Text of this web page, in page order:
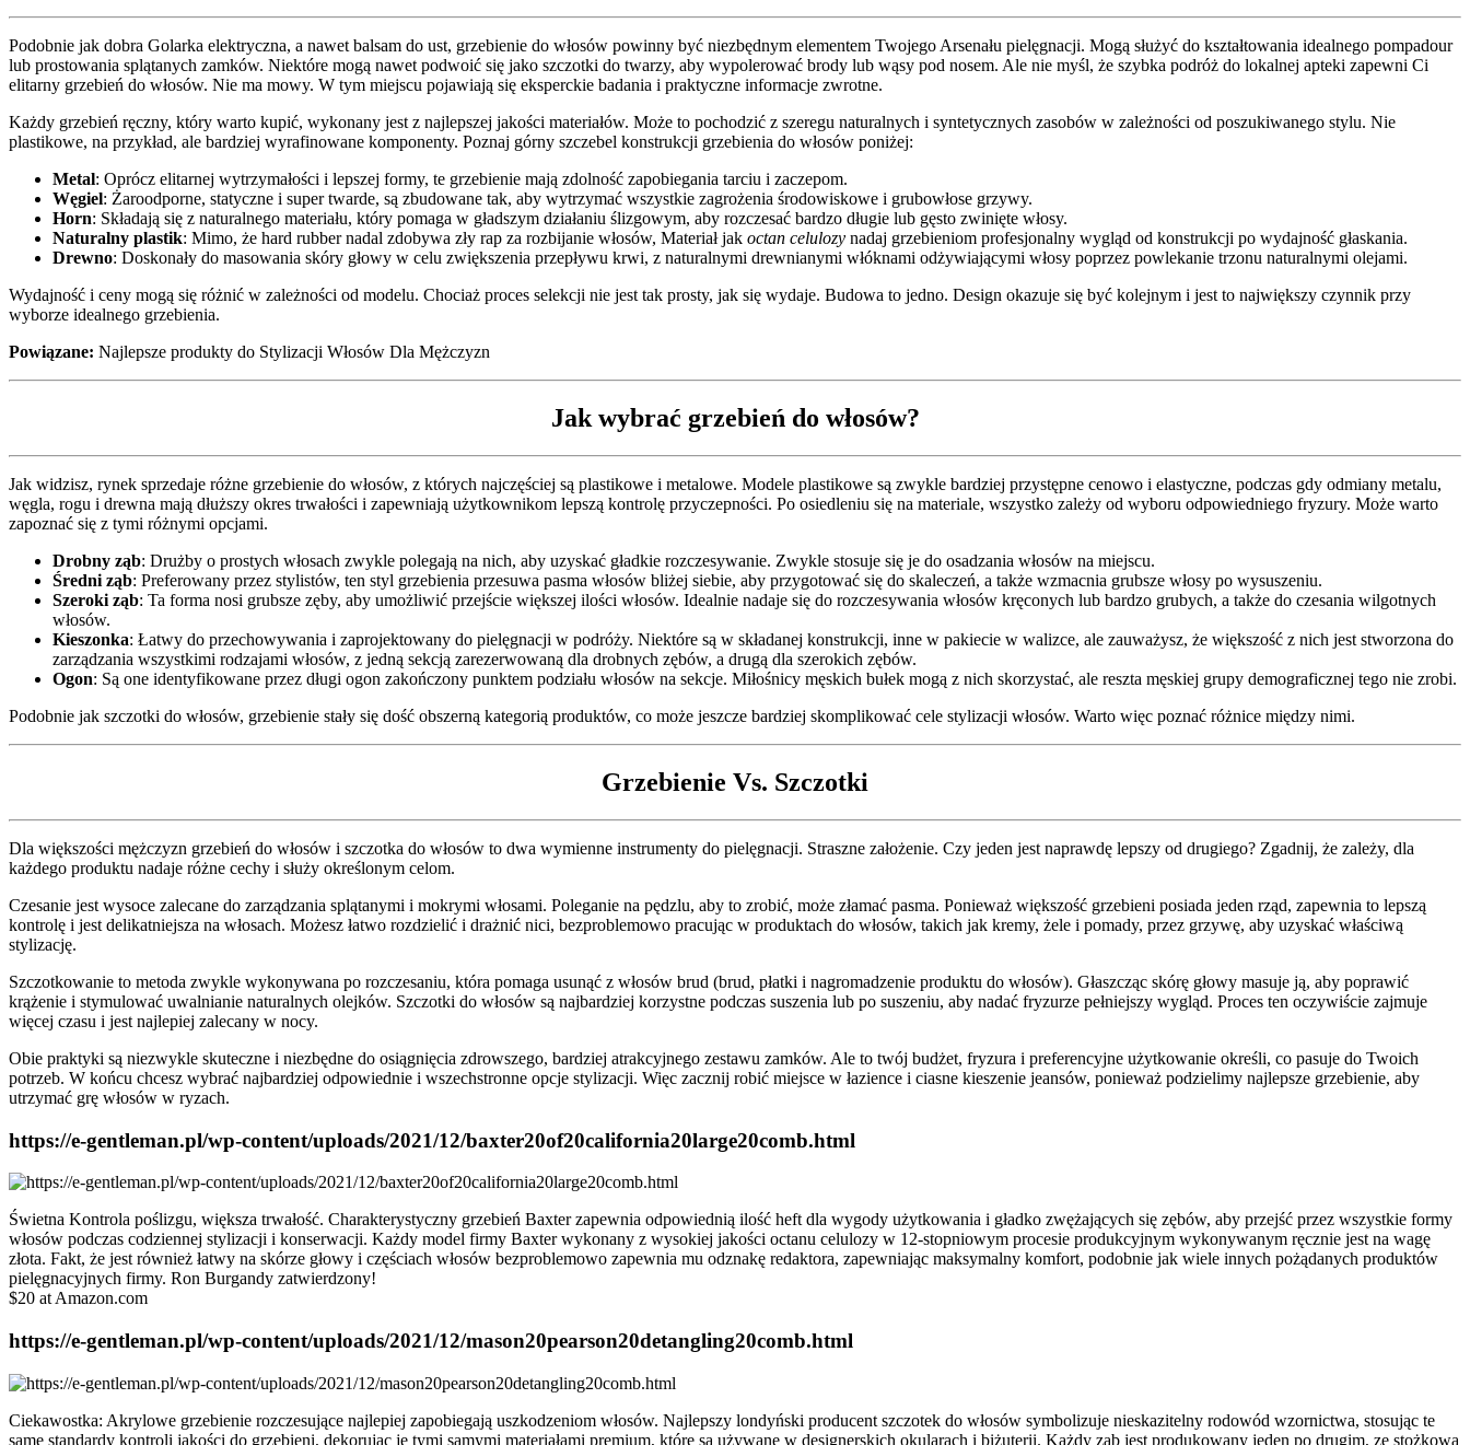
Podobnie jak dobra Golarka elektryczna, a nawet balsam do ust, grzebienie do włosów powinny być niezbędnym elementem Twojego Arsenału pielęgnacji. Mogą służyć do kształtowania idealnego pompadour
lub prostowania splątanych zamków. Niektóre mogą nawet podwoić się jako szczotki do twarzy, aby wypolerować brody lub wąsy pod nosem. Ale nie myśl, że szybka podróż do lokalnej apteki zapewni Ci
elitarny grzebień do włosów. Nie ma mowy. W tym miejscu pojawiają się eksperckie badania i praktyczne informacje zwrotne.
Każdy grzebień ręczny, który warto kupić, wykonany jest z najlepszej jakości materiałów. Może to pochodzić z szeregu naturalnych i syntetycznych zasobów w zależności od poszukiwanego stylu. Nie
plastikowe, na przykład, ale bardziej wyrafinowane komponenty. Poznaj górny szczebel konstrukcji grzebienia do włosów poniżej:
Metal: Oprócz elitarnej wytrzymałości i lepszej formy, te grzebienie mają zdolność zapobiegania tarciu i zaczepom.
Węgiel: Żaroodporne, statyczne i super twarde, są zbudowane tak, aby wytrzymać wszystkie zagrożenia środowiskowe i grubowłose grzywy.
Horn: Składają się z naturalnego materiału, który pomaga w gładszym działaniu ślizgowym, aby rozczesać bardzo długie lub gęsto zwinięte włosy.
Naturalny plastik: Mimo, że hard rubber nadal zdobywa zły rap za rozbijanie włosów, Materiał jak octan celulozy nadaj grzebieniom profesjonalny wygląd od konstrukcji po wydajność głaskania.
Drewno: Doskonały do masowania skóry głowy w celu zwiększenia przepływu krwi, z naturalnymi drewnianymi włóknami odżywiającymi włosy poprzez powlekanie trzonu naturalnymi olejami.
Wydajność i ceny mogą się różnić w zależności od modelu. Chociaż proces selekcji nie jest tak prosty, jak się wydaje. Budowa to jedno. Design okazuje się być kolejnym i jest to największy czynnik przy
wyborze idealnego grzebienia.
Powiązane: Najlepsze produkty do Stylizacji Włosów Dla Mężczyzn
Jak wybrać grzebień do włosów?
Jak widzisz, rynek sprzedaje różne grzebienie do włosów, z których najczęściej są plastikowe i metalowe. Modele plastikowe są zwykle bardziej przystępne cenowo i elastyczne, podczas gdy odmiany metalu,
węgla, rogu i drewna mają dłuższy okres trwałości i zapewniają użytkownikom lepszą kontrolę przyczepności. Po osiedleniu się na materiale, wszystko zależy od wyboru odpowiedniego fryzury. Może warto
zapoznać się z tymi różnymi opcjami.
Drobny ząb: Drużby o prostych włosach zwykle polegają na nich, aby uzyskać gładkie rozczesywanie. Zwykle stosuje się je do osadzania włosów na miejscu.
Średni ząb: Preferowany przez stylistów, ten styl grzebienia przesuwa pasma włosów bliżej siebie, aby przygotować się do skaleczeń, a także wzmacnia grubsze włosy po wysuszeniu.
Szeroki ząb: Ta forma nosi grubsze zęby, aby umożliwić przejście większej ilości włosów. Idealnie nadaje się do rozczesywania włosów kręconych lub bardzo grubych, a także do czesania wilgotnych
włosów.
Kieszonka: Łatwy do przechowywania i zaprojektowany do pielęgnacji w podróży. Niektóre są w składanej konstrukcji, inne w pakiecie w walizce, ale zauważysz, że większość z nich jest stworzona do
zarządzania wszystkimi rodzajami włosów, z jedną sekcją zarezerwowaną dla drobnych zębów, a drugą dla szerokich zębów.
Ogon: Są one identyfikowane przez długi ogon zakończony punktem podziału włosów na sekcje. Miłośnicy męskich bułek mogą z nich skorzystać, ale reszta męskiej grupy demograficznej tego nie zrobi.
Podobnie jak szczotki do włosów, grzebienie stały się dość obszerną kategorią produktów, co może jeszcze bardziej skomplikować cele stylizacji włosów. Warto więc poznać różnice między nimi.
Grzebienie Vs. Szczotki
Dla większości mężczyzn grzebień do włosów i szczotka do włosów to dwa wymienne instrumenty do pielęgnacji. Straszne założenie. Czy jeden jest naprawdę lepszy od drugiego? Zgadnij, że zależy, dla
każdego produktu nadaje różne cechy i służy określonym celom.
Czesanie jest wysoce zalecane do zarządzania splątanymi i mokrymi włosami. Poleganie na pędzlu, aby to zrobić, może złamać pasma. Ponieważ większość grzebieni posiada jeden rząd, zapewnia to lepszą
kontrolę i jest delikatniejsza na włosach. Możesz łatwo rozdzielić i drażnić nici, bezproblemowo pracując w produktach do włosów, takich jak kremy, żele i pomady, przez grzywę, aby uzyskać właściwą
stylizację.
Szczotkowanie to metoda zwykle wykonywana po rozczesaniu, która pomaga usunąć z włosów brud (brud, płatki i nagromadzenie produktu do włosów). Głaszcząc skórę głowy masuje ją, aby poprawić
krążenie i stymulować uwalnianie naturalnych olejków. Szczotki do włosów są najbardziej korzystne podczas suszenia lub po suszeniu, aby nadać fryzurze pełniejszy wygląd. Proces ten oczywiście zajmuje
więcej czasu i jest najlepiej zalecany w nocy.
Obie praktyki są niezwykle skuteczne i niezbędne do osiągnięcia zdrowszego, bardziej atrakcyjnego zestawu zamków. Ale to twój budżet, fryzura i preferencyjne użytkowanie określi, co pasuje do Twoich
potrzeb. W końcu chcesz wybrać najbardziej odpowiednie i wszechstronne opcje stylizacji. Więc zacznij robić miejsce w łazience i ciasne kieszenie jeansów, ponieważ podzielimy najlepsze grzebienie, aby
utrzymać grę włosów w ryzach.
https://e-gentleman.pl/wp-content/uploads/2021/12/baxter20of20california20large20comb.html
Świetna Kontrola poślizgu, większa trwałość. Charakterystyczny grzebień Baxter zapewnia odpowiednią ilość heft dla wygody użytkowania i gładko zwężających się zębów, aby przejść przez wszystkie formy
włosów podczas codziennej stylizacji i konserwacji. Każdy model firmy Baxter wykonany z wysokiej jakości octanu celulozy w 12-stopniowym procesie produkcyjnym wykonywanym ręcznie jest na wagę
złota. Fakt, że jest również łatwy na skórze głowy i częściach włosów bezproblemowo zapewnia mu odznakę redaktora, zapewniając maksymalny komfort, podobnie jak wiele innych pożądanych produktów
pielęgnacyjnych firmy. Ron Burgandy zatwierdzony!
$20 at Amazon.com
https://e-gentleman.pl/wp-content/uploads/2021/12/mason20pearson20detangling20comb.html
Ciekawostka: Akrylowe grzebienie rozczesujące najlepiej zapobiegają uszkodzeniom włosów. Najlepszy londyński producent szczotek do włosów symbolizuje nieskazitelny rodowód wzornictwa, stosując te
same standardy kontroli jakości do grzebieni, dekorując je tymi samymi materiałami premium, które są używane w designerskich okularach i biżuterii. Każdy ząb jest produkowany jeden po drugim, ze stożkową